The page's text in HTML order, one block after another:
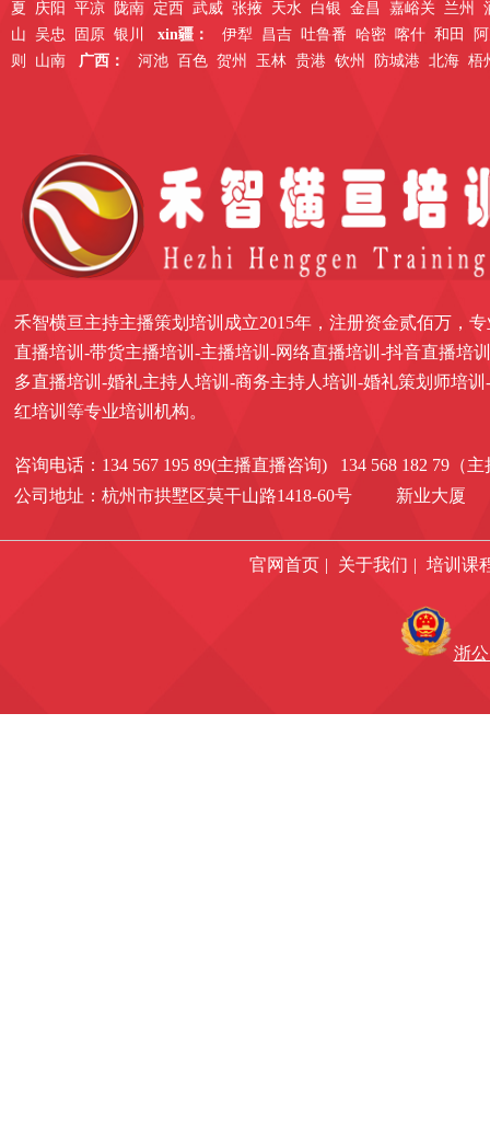
夏 庆阳 平凉 陇南 定西 武威 张掖 天水 白银 金昌 嘉峪关 兰州
山 吴忠 固原 银川 xin疆： 伊犁 昌吉 吐鲁番 哈密 喀什 和田
则
山南 广西： 河池 百色 贺州 玉林 贵港 钦州 防城港 北海 梧
咨询电话：134 567 195 89(主播直播咨询) 134 568 182 79（
公司地址：杭州市拱墅区莫干山路1418-60号 新业大厦
禾智横亘主持主播策划培训成立2015年，注册资金贰佰万，
直播培训-带货主播培训-主播培训-网络直播培训-抖音直播培
多直播培训-婚礼主持人培训-商务主持人培训-婚礼策划师培
红培训等专业培训机构。
官网首页 | 关于我们 | 培训课
浙